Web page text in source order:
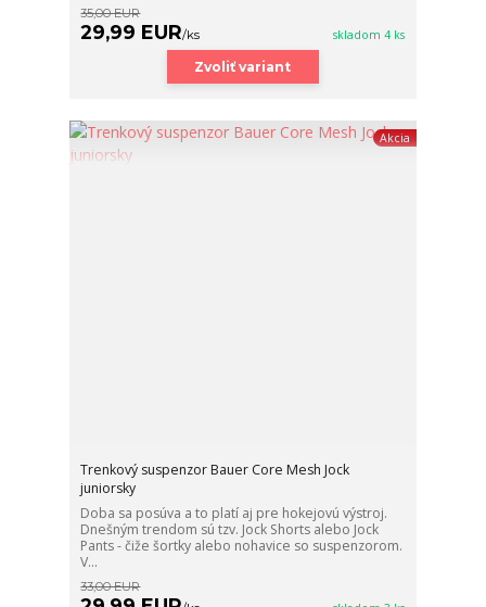
35,00 EUR
29,99 EUR/ks skladom 4 ks
Zvoliť variant
Akcia
Trenkový suspenzor Bauer Core Mesh Jock
juniorsky
Doba sa posúva a to platí aj pre hokejovú výstroj.
Dnešným trendom sú tzv. Jock Shorts alebo Jock
Pants - čiže šortky alebo nohavice so suspenzorom.
V...
33,00 EUR